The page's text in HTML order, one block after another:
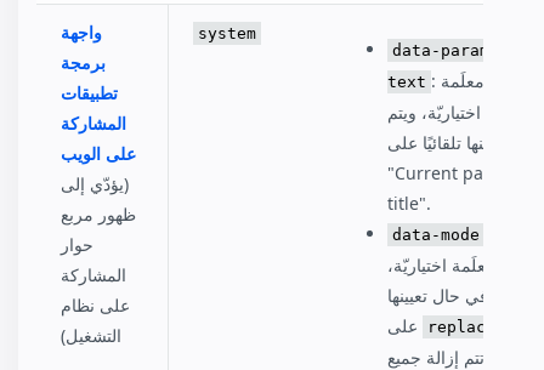
واجهة
برمجة
تطبيقات
المشاركة
على الويب
(يؤدّي إلى
ظهور مربع
حوار
المشاركة
على نظام
التشغيل)
system
data-param-
text : معلَمة
اختياريّة، ويتم
تعيينها تلقائيًا على:
"Current page
title".
data-mode
معلَمة اختياريّة،
وفي حال تعيينها
replace
تتم إزالة جميع